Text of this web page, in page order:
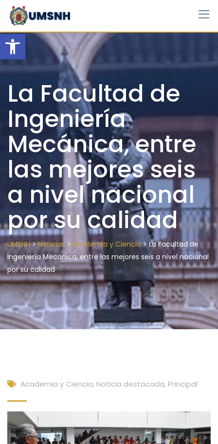
Open toolbar
Skip
content
La Facultad de
Ingeniería
Mecánica, entre
las mejores seis
a nivel nacional
por su calidad
UMSNH>Noticias > Academia y Ciencia>La Facultad de
Ingeniería Mecánica, entre las mejores seis a nivel nacional
por su calidad
Academia y Ciencia, Noticia destacada, Principal